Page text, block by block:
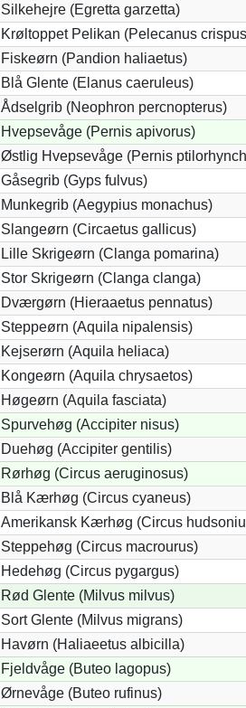
Silkehejre (Egretta garzetta)
Krøltoppet Pelikan (Pelecanus
Fiskeørn (Pandion haliaetus)
Blå Glente (Elanus caeruleus)
Ådselgrib (Neophron percnopterus)
Hvepsevåge (Pernis apivorus)
Østlig Hvepsevåge (Pernis
Gåsegrib (Gyps fulvus)
Munkegrib (Aegypius monachus)
Slangeørn (Circaetus gallicus)
Lille Skrigeørn (Clanga pomarina)
Stor Skrigeørn (Clanga clanga)
Dværgørn (Hieraaetus pennatus)
Steppeørn (Aquila nipalensis)
Kejserørn (Aquila heliaca)
Kongeørn (Aquila chrysaetos)
Høgeørn (Aquila fasciata)
Spurvehøg (Accipiter nisus)
Duehøg (Accipiter gentilis)
Rørhøg (Circus aeruginosus)
Blå Kærhøg (Circus cyaneus)
Amerikansk Kærhøg (Circus
Steppehøg (Circus macrourus)
Hedehøg (Circus pygargus)
Rød Glente (Milvus milvus)
Sort Glente (Milvus migrans)
Havørn (Haliaeetus albicilla)
Fjeldvåge (Buteo lagopus)
Ørnevåge (Buteo rufinus)